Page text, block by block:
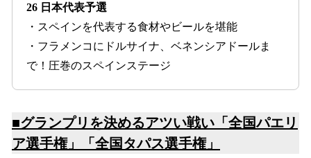
26 日本代表予選
・スペインを代表する食材やビールを堪能
・フラメンコにドルサイナ、ベネンシアドールま
で！圧巻のスペインステージ
■グランプリを決めるアツい戦い「全国パエリ
ア選手権」「全国タパス選手権」